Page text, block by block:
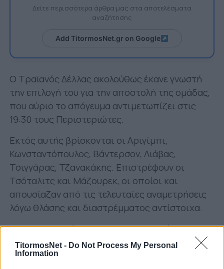
TitormosNet - Do Not Process My Personal
Information
Δείτε περισσότερα άρθρα μας στα αποτελέσματα
αναζήτησης
Add TitormosNet.gr on Google
Ο Τραϊανός Δέλλας ακολούθως έκανε γνωστή
την επιλογή του για την αποστολή της ομάδας,
που αύριο το απόγευμα αντιμετωπίζει στις
19:30 τους Περιστεριώτες.
Εκτός αυτής βρίσκονται οι Αριγίμπι,
Κωνσταντόπουλος, Βάντερσον, Λιάβας,
Τσιγγάρας, Τζανακάκης. Επιστρέφουν οι
Τσόταλιτς και Μάζουρεκ, οι οποίοι και
απουσίαζαν από τις τελευταίες αναμετρήσεις
λόγω θλάσης και διαστρέμματος αντίστοιχα.
Στο καθιερωμένο covid test των μελών του
ποδοσφαιρικού τμήματος και του προσωπικού
της ομάδας, βρέθηκε θετικό δείγμα ενός